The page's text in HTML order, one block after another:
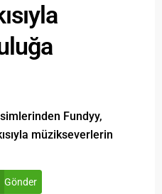
Fundyy,
müzikseverlerin
Gönder